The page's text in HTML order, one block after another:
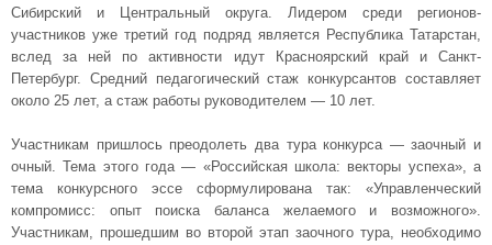
Сибирский и Центральный округа. Лидером среди регионов-
участников уже третий год подряд является Республика Татарстан,
вслед за ней по активности идут Красноярский край и Санкт-
Петербург. Средний педагогический стаж конкурсантов составляет
около 25 лет, а стаж работы руководителем — 10 лет.
Участникам пришлось преодолеть два тура конкурса — заочный и
очный. Тема этого года — «Российская школа: векторы успеха», а
тема конкурсного эссе сформулирована так: «Управленческий
компромисс: опыт поиска баланса желаемого и возможного».
Участникам, прошедшим во второй этап заочного тура, необходимо